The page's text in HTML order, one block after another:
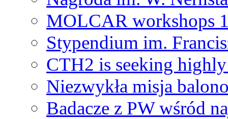
MOLCAR workshops
Stypendium im.
CTH2 is seeking
Niezwykła misja
Badacze z PW wśród